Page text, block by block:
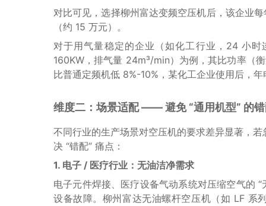
对比可见，选择柳州富达变频空压机后，该企业
（约 15 万元）。
对于用气量稳定的企业（如化工行业，24 小
160KW，排气量 24m³/min）为例，其比功率（
比普通定频机低 8%-10%，某化工企业使用后，
维度二：场景适配 —— 避免 “通用机型” 的
不同行业的生产场景对空压机的要求差异显著，
决 “错配” 痛点：
1. 电子 / 医疗行业：无油洁净需求
电子元件焊接、医疗设备气动系统对压缩空气的
设备故障。柳州富达无油螺杆空压机（如 LF 系